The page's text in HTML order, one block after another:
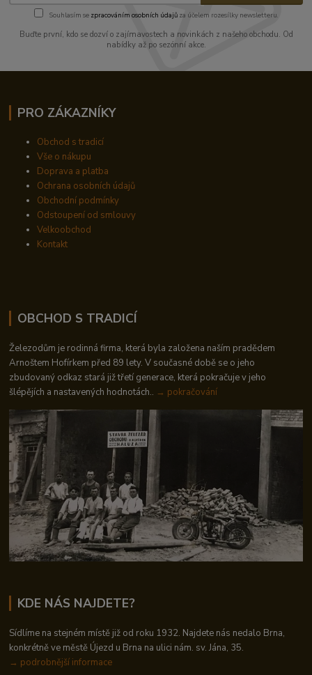
Souhlasím se zpracováním osobních údajůza účelem rozesílky newsletteru.
Buďte první, kdo se dozví o zajímavostech a novinkách z našeho obchodu. Od
nabídky až po sezónní akce.
PRO ZÁKAZNÍKY
Obchod s tradicí
Vše o nákupu
Doprava a platba
Ochrana osobních údajů
Obchodní podmínky
Odstoupení od smlouvy
Velkoobchod
Kontakt
OBCHOD S TRADICÍ
Železodům je rodinná firma, která byla založena naším pradědem
Arnoštem Hofírkem před 89 lety. V současné době se o jeho
zbudovaný odkaz stará již třetí generace, která pokračuje v jeho
šlépějích a nastavených hodnotách.. → pokračování
KDE NÁS NAJDETE?
Sídlíme na stejném místě již od roku 1932. Najdete nás nedalo Brna,
konkrétně ve městě Újezd u Brna na ulici nám. sv. Jána, 35.
→ podrobnější informace